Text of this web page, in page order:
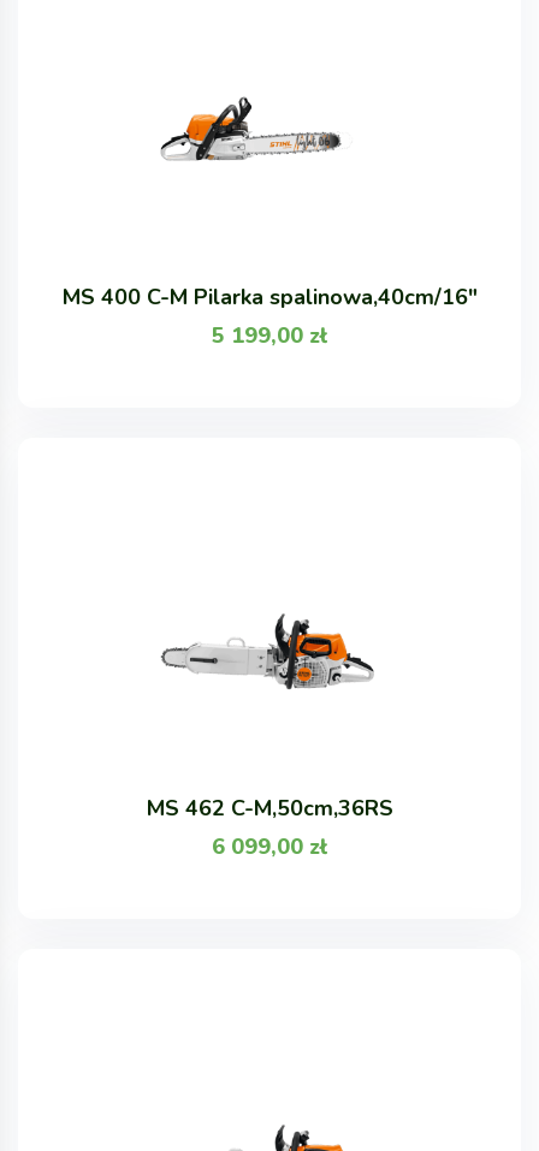
MS 400 C-M Pilarka spalinowa,40cm/16"
5 199,00 zł
MS 462 C-M,50cm,36RS
6 099,00 zł